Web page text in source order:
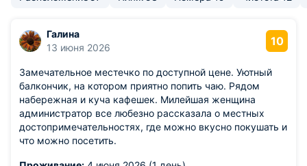
Галина
13 июня 2026
10
Замечательное местечко по доступной цене. Уютный
балкончик, на котором приятно попить чаю. Рядом
набережная и куча кафешек. Милейшая женщина
администратор все любезно рассказала о местных
достопримечательностях, где можно вкусно покушать и
что можно посетить.